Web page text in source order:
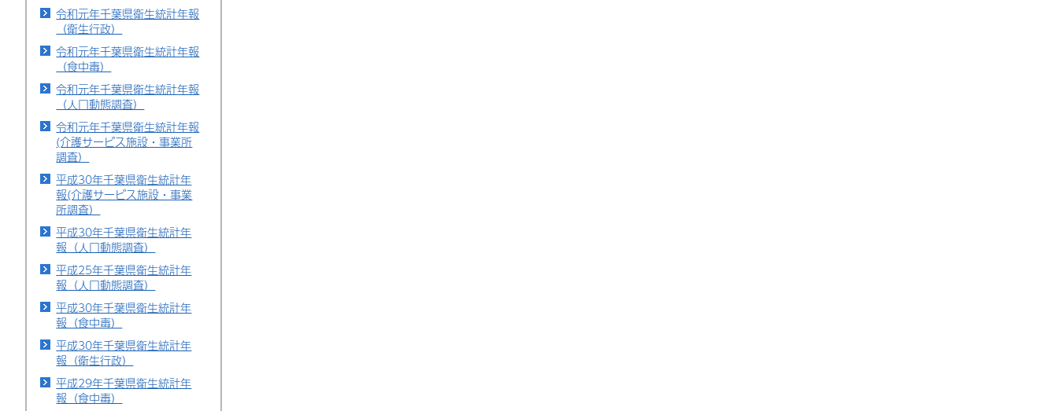
令和元年千葉県衛生統計年報
（衛生行政）
令和元年千葉県衛生統計年報
（食中毒）
令和元年千葉県衛生統計年報
（人口動態調査）
令和元年千葉県衛生統計年報
(介護サービス施設・事業所
調査）
平成30年千葉県衛生統計年
報(介護サービス施設・事業
所調査）
平成30年千葉県衛生統計年
報（人口動態調査）
平成25年千葉県衛生統計年
報（人口動態調査）
平成30年千葉県衛生統計年
報（食中毒）
平成30年千葉県衛生統計年
報（衛生行政）
平成29年千葉県衛生統計年
報（食中毒）